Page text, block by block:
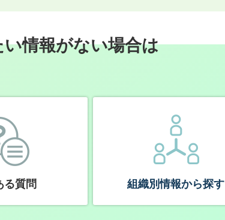
情報がない場合は
る質問 組織別情報から探す